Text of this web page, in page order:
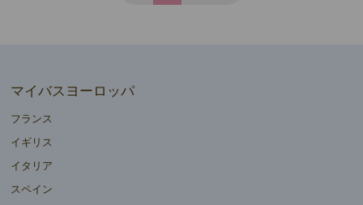
マイバスヨーロッパ
フランス
イギリス
イタリア
スペイン